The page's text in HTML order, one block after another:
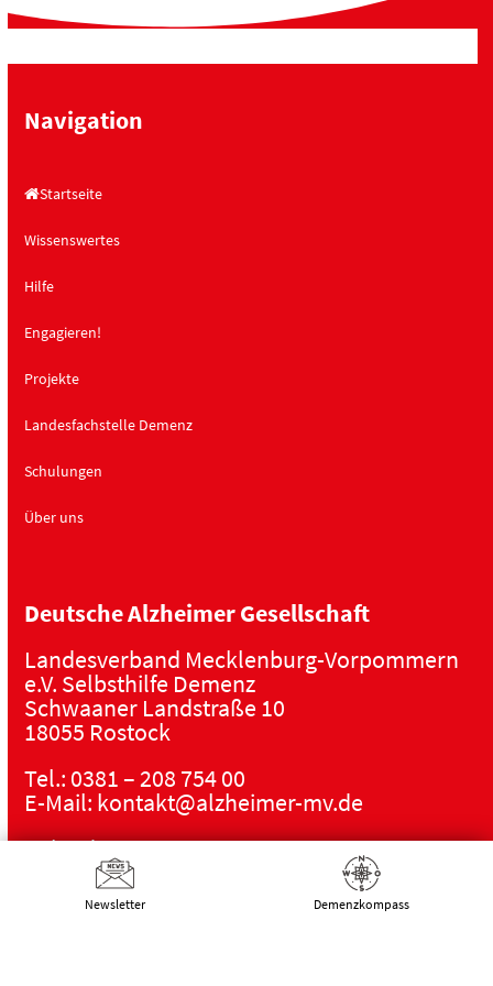
Navigation
Startseite
Wissenswertes
Hilfe
Engagieren!
Projekte
Landesfachstelle Demenz
Schulungen
Über uns
Deutsche Alzheimer Gesellschaft
Landesverband Mecklenburg-Vorpommern
e.V. Selbsthilfe Demenz
Schwaaner Landstraße 10
18055 Rostock
Tel.: 0381 – 208 754 00
E-Mail: kontakt@alzheimer-mv.de
Kalender
Datenschutzerklärung
Impressum|DSGVO
Newsletter Demenz­kompass